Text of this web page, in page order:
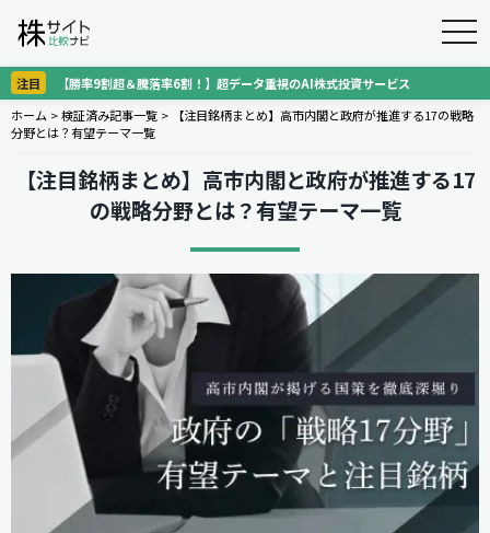
注目
【勝率9割超＆騰落率6割！】超データ重視のAI株式投資サービス
ホーム >検証済み記事一覧 >
【注目銘柄まとめ】高市内閣と政府が推進する17の戦略
分野とは？有望テーマ一覧
【注目銘柄まとめ】高市内閣と政府が推進する17
の戦略分野とは？有望テーマ一覧